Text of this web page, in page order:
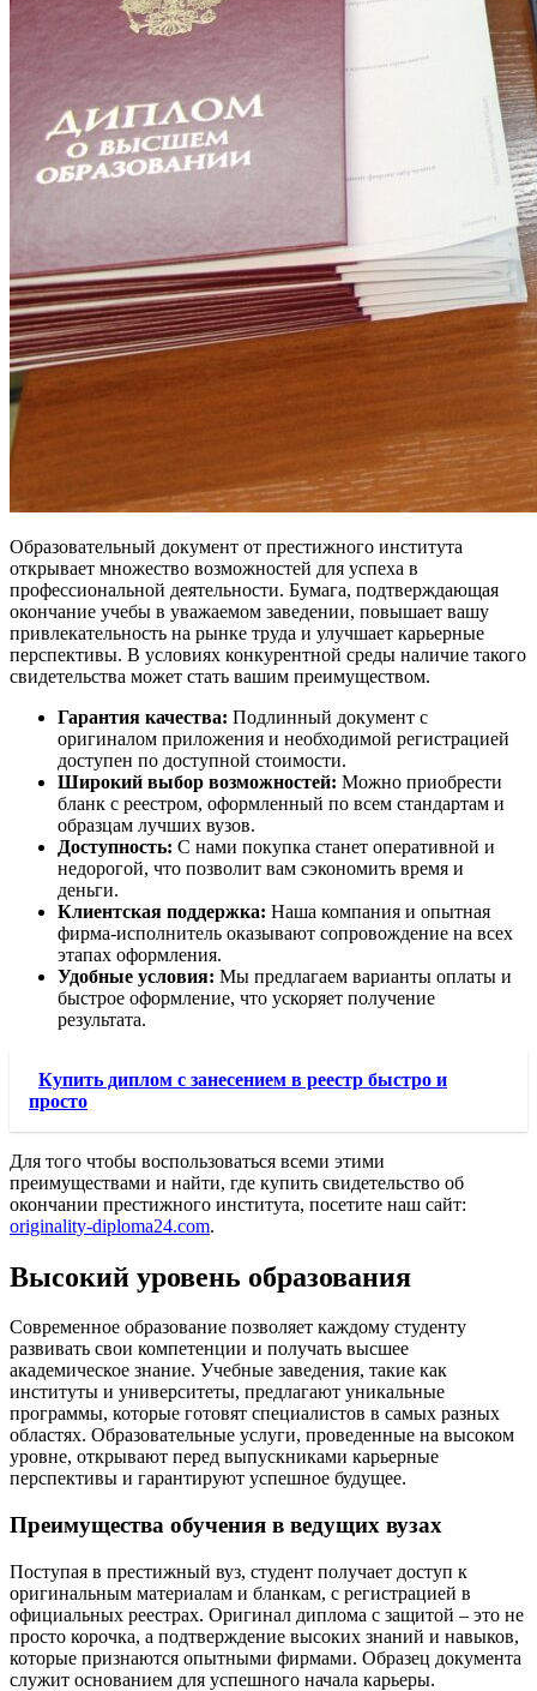
Образовательный документ от престижного института
открывает множество возможностей для успеха в
профессиональной деятельности. Бумага, подтверждающая
окончание учебы в уважаемом заведении, повышает вашу
привлекательность на рынке труда и улучшает карьерные
перспективы. В условиях конкурентной среды наличие такого
свидетельства может стать вашим преимуществом.
Гарантия качества: Подлинный документ с
оригиналом приложения и необходимой регистрацией
доступен по доступной стоимости.
Широкий выбор возможностей: Можно приобрести
бланк с реестром, оформленный по всем стандартам и
образцам лучших вузов.
Доступность: С нами покупка станет оперативной и
недорогой, что позволит вам сэкономить время и
деньги.
Клиентская поддержка: Наша компания и опытная
фирма-исполнитель оказывают сопровождение на всех
этапах оформления.
Удобные условия: Мы предлагаем варианты оплаты и
быстрое оформление, что ускоряет получение
результата.
Купить диплом с занесением в реестр быстро и
просто
Для того чтобы воспользоваться всеми этими
преимуществами и найти, где купить свидетельство об
окончании престижного института, посетите наш сайт:
originality-diploma24.com.
Высокий уровень образования
Современное образование позволяет каждому студенту
развивать свои компетенции и получать высшее
академическое знание. Учебные заведения, такие как
институты и университеты, предлагают уникальные
программы, которые готовят специалистов в самых разных
областях. Образовательные услуги, проведенные на высоком
уровне, открывают перед выпускниками карьерные
перспективы и гарантируют успешное будущее.
Преимущества обучения в ведущих вузах
Поступая в престижный вуз, студент получает доступ к
оригинальным материалам и бланкам, с регистрацией в
официальных реестрах. Оригинал диплома с защитой – это не
просто корочка, а подтверждение высоких знаний и навыков,
которые признаются опытными фирмами. Образец документа
служит основанием для успешного начала карьеры.